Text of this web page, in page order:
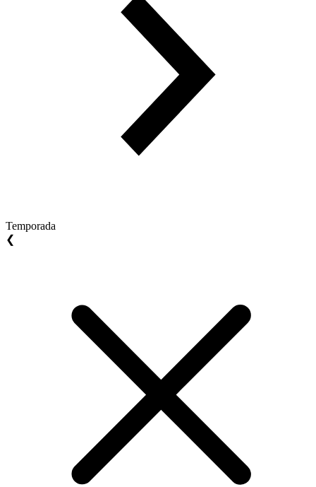
Temporada
❮